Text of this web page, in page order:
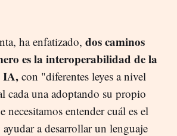
ha enfatizado, dos caminos
es la interoperabilidad de la
IA, con "diferentes leyes a nivel
cada una adoptando su propio
necesitamos entender cuál es el
a desarrollar un lenguaje